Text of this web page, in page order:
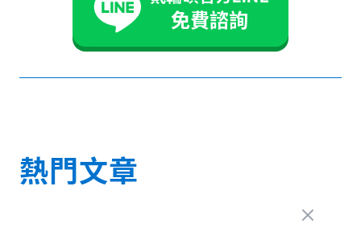
免費諮詢
熱門文章